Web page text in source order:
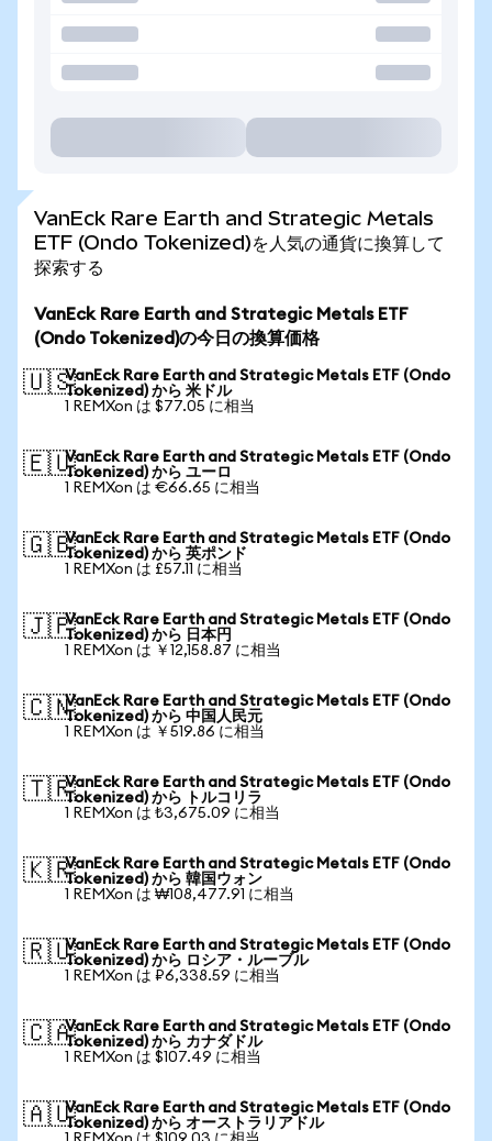
VanEck Rare Earth and Strategic Metals
ETF (Ondo Tokenized)を人気の通貨に換算して
探索する
VanEck Rare Earth and Strategic Metals ETF
(Ondo Tokenized)の今日の換算価格
🇺🇸VanEck Rare Earth and Strategic Metals ETF (Ondo
Tokenized) から 米ドル
1 REMXon は $77.05 に相当
🇪🇺VanEck Rare Earth and Strategic Metals ETF (Ondo
Tokenized) から ユーロ
1 REMXon は €66.65 に相当
🇬🇧VanEck Rare Earth and Strategic Metals ETF (Ondo
Tokenized) から 英ポンド
1 REMXon は £57.11 に相当
🇯🇵VanEck Rare Earth and Strategic Metals ETF (Ondo
Tokenized) から 日本円
1 REMXon は ￥12,158.87 に相当
🇨🇳VanEck Rare Earth and Strategic Metals ETF (Ondo
Tokenized) から 中国人民元
1 REMXon は ￥519.86 に相当
🇹🇷VanEck Rare Earth and Strategic Metals ETF (Ondo
Tokenized) から トルコリラ
1 REMXon は ₺3,675.09 に相当
🇰🇷VanEck Rare Earth and Strategic Metals ETF (Ondo
Tokenized) から 韓国ウォン
1 REMXon は ₩108,477.91 に相当
🇷🇺VanEck Rare Earth and Strategic Metals ETF (Ondo
Tokenized) から ロシア・ルーブル
1 REMXon は ₽6,338.59 に相当
🇨🇦VanEck Rare Earth and Strategic Metals ETF (Ondo
Tokenized) から カナダドル
1 REMXon は $107.49 に相当
🇦🇺VanEck Rare Earth and Strategic Metals ETF (Ondo
Tokenized) から オーストラリアドル